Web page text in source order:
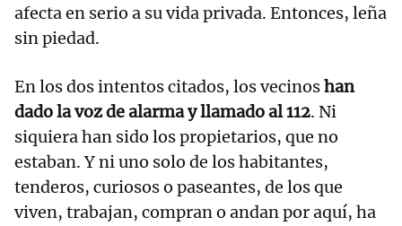
afecta en serio a su vida privada. Entonces, leña
sin piedad.
En los dos intentos citados, los vecinoshan
dado la voz de alarma y llamado al 112. Ni
siquiera han sido los propietarios, que no
estaban. Y ni uno solo de los habitantes,
tenderos, curiosos o paseantes, de los que
viven, trabajan, compran o andan por aquí, ha